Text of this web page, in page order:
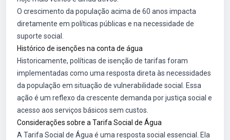
O crescimento da população acima de 60 anos impacta
diretamente em políticas públicas e na necessidade de
suporte social.
Histórico de isenções na conta de água
Historicamente, políticas de isenção de tarifas foram
implementadas como uma resposta direta às necessidades
da população em situação de vulnerabilidade social. Essa
ação é um reflexo da crescente demanda por justiça social e
acesso aos serviços básicos sem custos.
Considerações sobre a Tarifa Social de Água
A Tarifa Social de Água é uma resposta social essencial. Ela